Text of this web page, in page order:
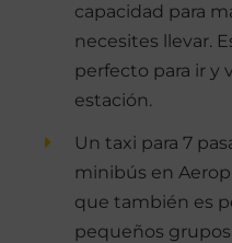
capacidad para
necesites llevar.
perfecto para ir y
estación.
Un taxi para 7
minibús en
que también es
pequeños